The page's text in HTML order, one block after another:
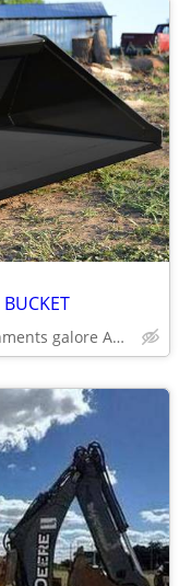
BUCKET
Schertz bank financing..attachments galore AVAILABLE